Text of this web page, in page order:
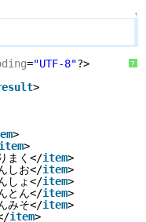
↑
?
="UTF-8"?>
>
>
>
まく</item>
しお</item>
しょ</item>
とん</item>
みそ</item>
item>